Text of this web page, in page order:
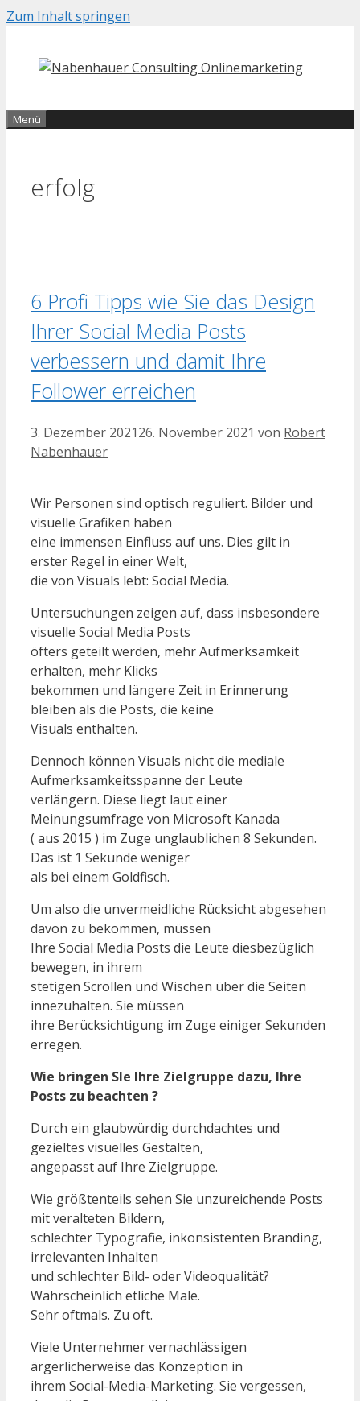
Zum Inhalt springen
Menü
erfolg
6 Profi Tipps wie Sie das Design
Ihrer Social Media Posts
verbessern und damit Ihre
Follower erreichen
3. Dezember 202126. November 2021 von Robert
Nabenhauer
Wir Personen sind optisch reguliert. Bilder und
visuelle Grafiken haben
eine immensen Einfluss auf uns. Dies gilt in
erster Regel in einer Welt,
die von Visuals lebt: Social Media.
Untersuchungen zeigen auf, dass insbesondere
visuelle Social Media Posts
öfters geteilt werden, mehr Aufmerksamkeit
erhalten, mehr Klicks
bekommen und längere Zeit in Erinnerung
bleiben als die Posts, die keine
Visuals enthalten.
Dennoch können Visuals nicht die mediale
Aufmerksamkeitsspanne der Leute
verlängern. Diese liegt laut einer
Meinungsumfrage von Microsoft Kanada
( aus 2015 ) im Zuge unglaublichen 8 Sekunden.
Das ist 1 Sekunde weniger
als bei einem Goldfisch.
Um also die unvermeidliche Rücksicht abgesehen
davon zu bekommen, müssen
Ihre Social Media Posts die Leute diesbezüglich
bewegen, in ihrem
stetigen Scrollen und Wischen über die Seiten
innezuhalten. Sie müssen
ihre Berücksichtigung im Zuge einiger Sekunden
erregen.
Wie bringen SIe Ihre Zielgruppe dazu, Ihre
Posts zu beachten ?
Durch ein glaubwürdig durchdachtes und
gezieltes visuelles Gestalten,
angepasst auf Ihre Zielgruppe.
Wie größtenteils sehen Sie unzureichende Posts
mit veralteten Bildern,
schlechter Typografie, inkonsistenten Branding,
irrelevanten Inhalten
und schlechter Bild- oder Videoqualität?
Wahrscheinlich etliche Male.
Sehr oftmals. Zu oft.
Viele Unternehmer vernachlässigen
ärgerlicherweise das Konzeption in
ihrem Social-Media-Marketing. Sie vergessen,